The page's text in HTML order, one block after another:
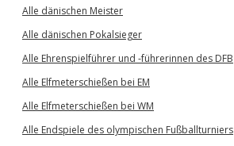
Alle dänischen Meister
Alle dänischen Pokalsieger
Alle Ehrenspielführer und -führerinnen des DFB
Alle Elfmeterschießen bei EM
Alle Elfmeterschießen bei WM
Alle Endspiele des olympischen Fußballturniers